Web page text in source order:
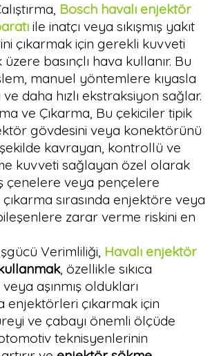
Bosch havalı enjektör
ile inatçı veya sıkışmış yakıt
çıkarmak için gerekli kuvveti
basınçlı hava kullanır. Bu
manuel yöntemlere kıyasla
daha hızlı ekstraksiyon sağlar.
ve Çıkarma, Bu çekiciler tipik
gövdesini veya konektörünü
kavrayan, kontrollü ve
kuvveti sağlayan özel olarak
çenelere veya pençelere
çıkarma sırasında enjektöre veya
zarar verme riskini en
Verimliliği, Havalı enjektör
, özellikle sıkıca
aşınmış oldukları
enjektörleri çıkarmak için
ve çabayı önemli ölçüde
teknisyenlerinin